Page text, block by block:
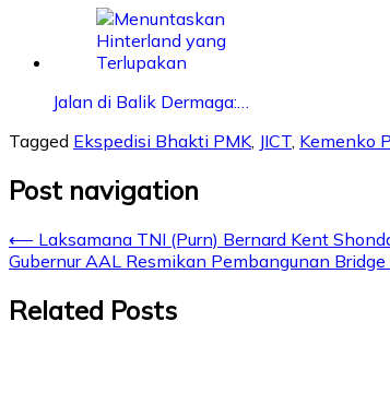
Jalan di Balik Dermaga:…
Tagged Ekspedisi Bhakti PMK, JICT, Kemenko
Post navigation
⟵ Laksamana TNI (Purn) Bernard Kent
Gubernur AAL Resmikan Pembangunan
Related Posts